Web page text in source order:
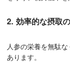
2. 効率的な摂取
人参の栄養を無駄
あります。